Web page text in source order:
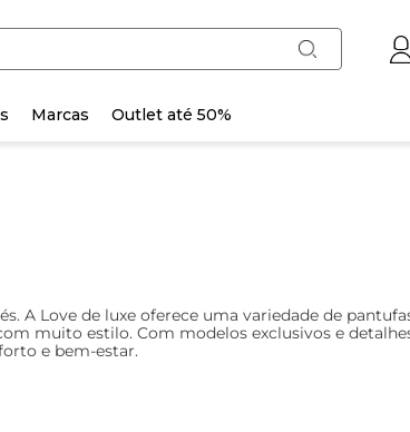
Marcas Outlet até 50%
A Love de luxe oferece uma variedade de
muito estilo. Com modelos exclusivos e
e bem-estar.